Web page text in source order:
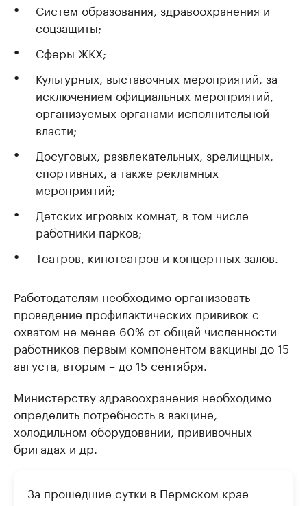
Систем образования, здравоохранения и
соцзащиты;
Сферы ЖКХ;
Культурных, выставочных мероприятий, за
исключением официальных мероприятий,
организуемых органами исполнительной
власти;
Досуговых, развлекательных, зрелищных,
спортивных, а также рекламных
мероприятий;
Детских игровых комнат, в том числе
работники парков;
Театров, кинотеатров и концертных залов.
Работодателям необходимо организовать
проведение профилактических прививок с
охватом не менее 60% от общей численности
работников первым компонентом вакцины до 15
августа, вторым – до 15 сентября.
Министерству здравоохранения необходимо
определить потребность в вакцине,
холодильном оборудовании, прививочных
бригадах и др.
За прошедшие сутки в Пермском крае